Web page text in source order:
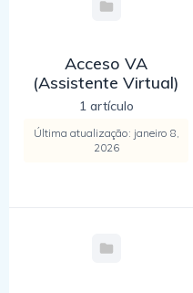
Acceso VA
(Assistente Virtual)
1 artículo
Última atualização: janeiro 8,
2026